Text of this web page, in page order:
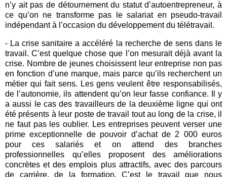
n’y ait pas de détournement du statut d’autoentrepreneur, à
ce qu’on ne transforme pas le salariat en pseudo-travail
indépendant à l’occasion du développement du télétravail.
- La crise sanitaire a accéléré la recherche de sens dans le
travail. C’est quelque chose que l’on mesurait déjà avant la
crise. Nombre de jeunes choisissent leur entreprise non pas
en fonction d’une marque, mais parce qu’ils recherchent un
métier qui fait sens. Les gens veulent être responsabilisés,
de l’autonomie, ils attendent qu’on leur fasse confiance. Il y
a aussi le cas des travailleurs de la deuxième ligne qui ont
été présents à leur poste de travail tout au long de la crise, il
ne faut pas les oublier. Les entreprises peuvent verser une
prime exceptionnelle de pouvoir d’achat de 2 000 euros
pour ces salariés et on attend des branches
professionnelles qu’elles proposent des améliorations
concrètes et des emplois plus attractifs, avec des parcours
de carrière, de la formation. C’est le travail que nous